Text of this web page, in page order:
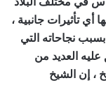
أي تأثيرات جانبية ،
نجاحاته التي
العديد من
، إن الشيخ